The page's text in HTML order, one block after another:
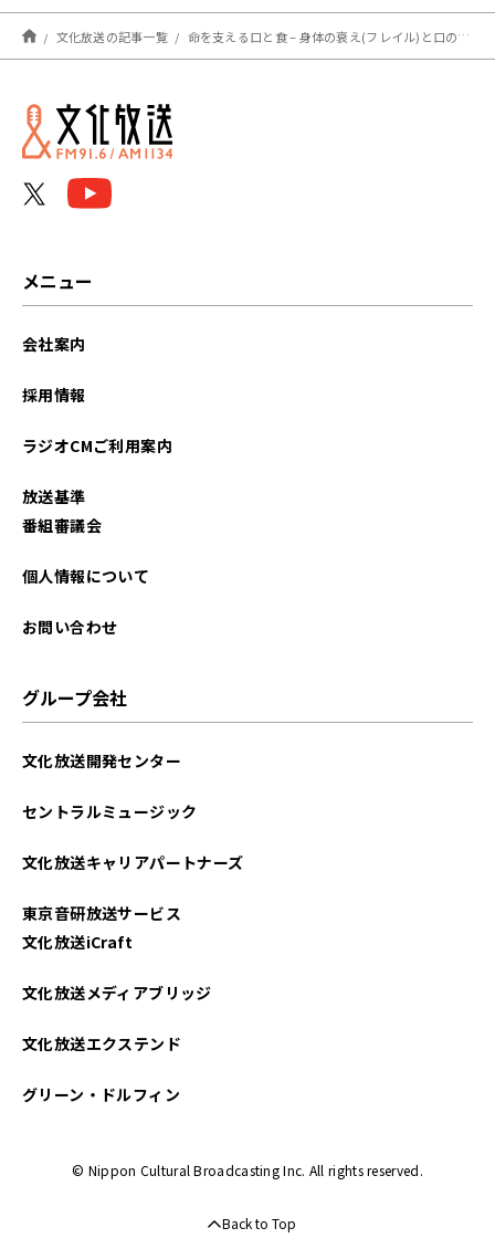
文化放送の記事一覧 命を支える口と食 – 身体の衰え(フレイル)と口の衰え(オーラルフレイル) 『ハート・リング健康Radio～認知症と手をつなごう〜 』
メニュー
会社案内
採用情報
ラジオCMご利用案内
放送基準
番組審議会
個人情報について
お問い合わせ
グループ会社
文化放送開発センター
セントラルミュージック
文化放送キャリアパートナーズ
東京音研放送サービス
文化放送iCraft
文化放送メディアブリッジ
文化放送エクステンド
グリーン・ドルフィン
© Nippon Cultural Broadcasting Inc. All rights reserved.
Back to Top